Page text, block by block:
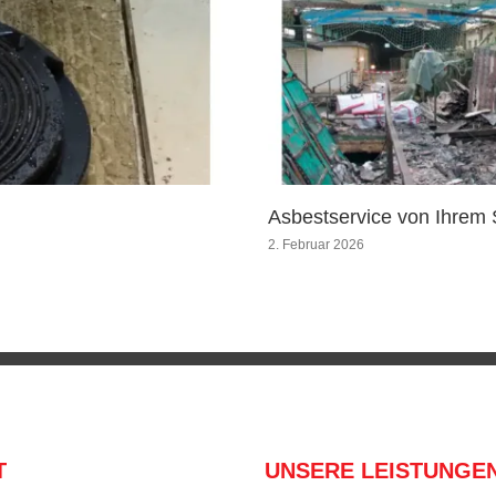
Asbestservice von Ihrem
2. Februar 2026
UNSERE